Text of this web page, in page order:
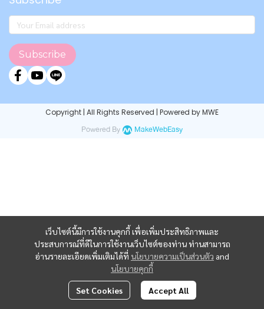
เว็บไซต์นี้มีการใช้งานคุกกี้ เพื่อเพิ่มประสิทธิภาพและ
ประสบการณ์ที่ดีในการใช้งานเว็บไซต์ของท่าน ท่านสามารถ
อ่านรายละเอียดเพิ่มเติมได้ที่ นโยบายความเป็นส่วนตัว and
นโยบายคุกกี้
Set Cookies Accept All
Subscribe
Copyright | All Rights Reserved | Powered by MWE
Powered By MakeWebEasy